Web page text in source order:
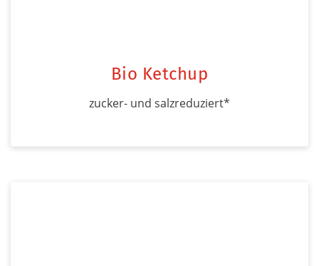
Bio Ketchup
zucker- und salzreduziert*